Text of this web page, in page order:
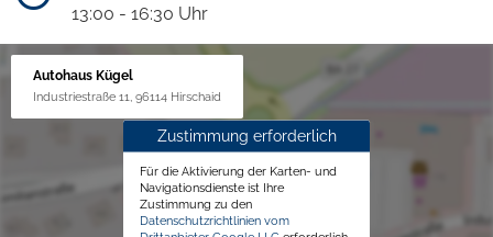
13:00 - 16:30 Uhr
Autohaus Kügel
Industriestraße 11, 96114 Hirschaid
Zustimmung erforderlich
Für die Aktivierung der Karten- und
Navigationsdienste ist Ihre
Zustimmung zu den
Datenschutzrichtlinien vom